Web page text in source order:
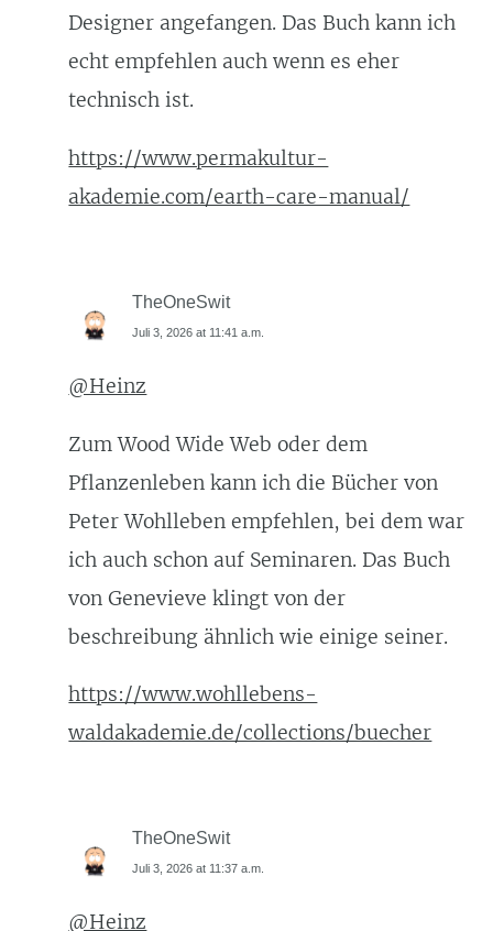
Designer angefangen. Das Buch kann ich
echt empfehlen auch wenn es eher
technisch ist.
https://www.permakultur-
akademie.com/earth-care-manual/
TheOneSwit
Juli 3, 2026 at 11:41 a.m.
@Heinz
Zum Wood Wide Web oder dem
Pflanzenleben kann ich die Bücher von
Peter Wohlleben empfehlen, bei dem war
ich auch schon auf Seminaren. Das Buch
von Genevieve klingt von der
beschreibung ähnlich wie einige seiner.
https://www.wohllebens-
waldakademie.de/collections/buecher
TheOneSwit
Juli 3, 2026 at 11:37 a.m.
@Heinz